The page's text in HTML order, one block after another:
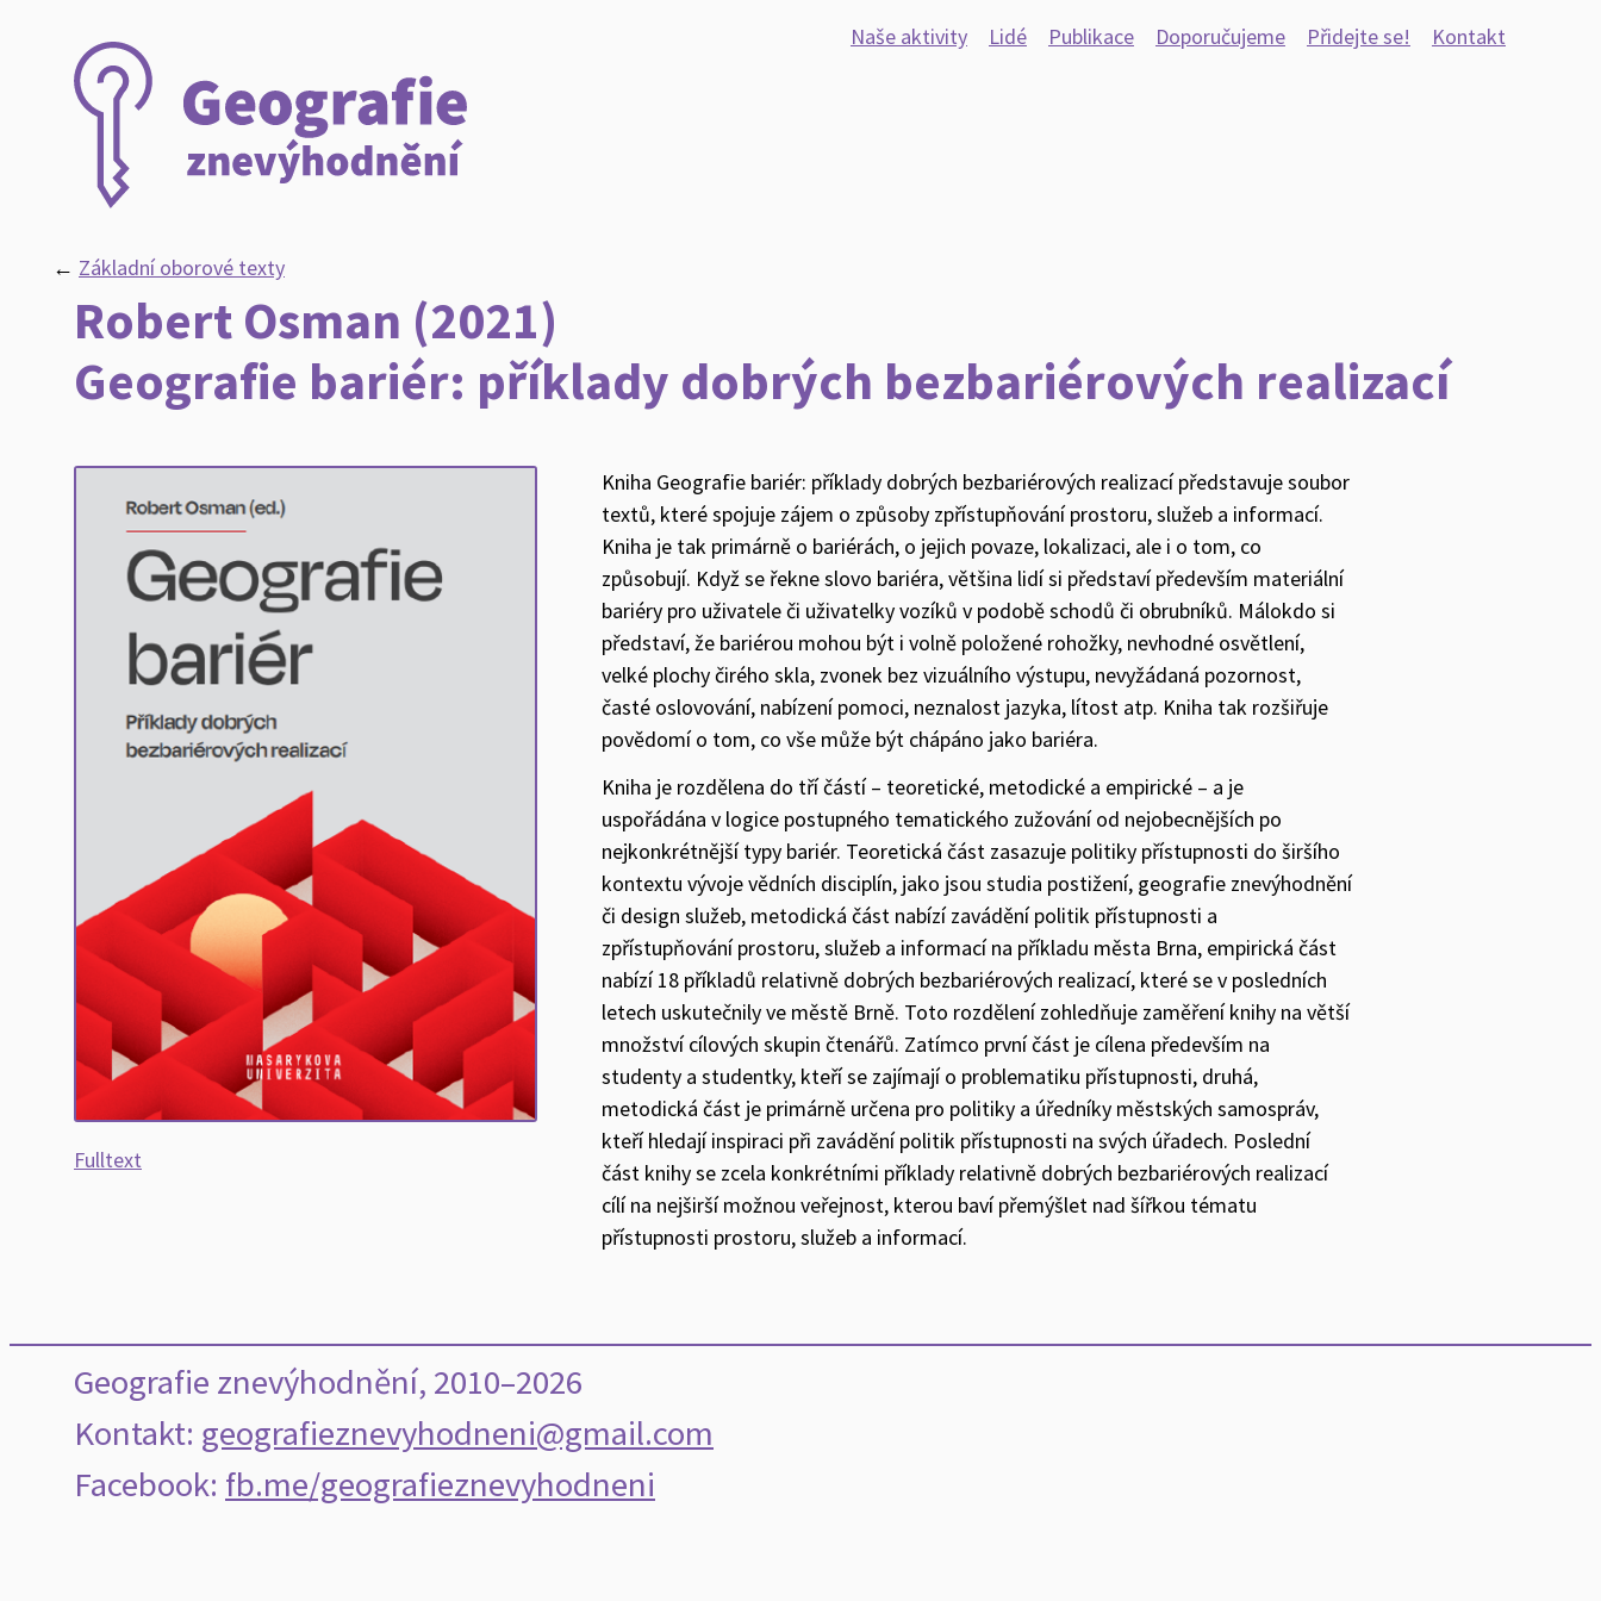
Naše aktivity Lidé Publikace Doporučujeme Přidejte se! Kontakt
← Základní oborové texty
Robert Osman (2021)
Geografie bariér: příklady dobrých bezbariérových realizací
Fulltext
Kniha Geografie bariér: příklady dobrých bezbariérových realizací představuje soubor
textů, které spojuje zájem o způsoby zpřístupňování prostoru, služeb a informací.
Kniha je tak primárně o bariérách, o jejich povaze, lokalizaci, ale i o tom, co
způsobují. Když se řekne slovo bariéra, většina lidí si představí především materiální
bariéry pro uživatele či uživatelky vozíků v podobě schodů či obrubníků. Málokdo si
představí, že bariérou mohou být i volně položené rohožky, nevhodné osvětlení,
velké plochy čirého skla, zvonek bez vizuálního výstupu, nevyžádaná pozornost,
časté oslovování, nabízení pomoci, neznalost jazyka, lítost atp. Kniha tak rozšiřuje
povědomí o tom, co vše může být chápáno jako bariéra.
Kniha je rozdělena do tří částí – teoretické, metodické a empirické – a je
uspořádána v logice postupného tematického zužování od nejobecnějších po
nejkonkrétnější typy bariér. Teoretická část zasazuje politiky přístupnosti do širšího
kontextu vývoje vědních disciplín, jako jsou studia postižení, geografie znevýhodnění
či design služeb, metodická část nabízí zavádění politik přístupnosti a
zpřístupňování prostoru, služeb a informací na příkladu města Brna, empirická část
nabízí 18 příkladů relativně dobrých bezbariérových realizací, které se v posledních
letech uskutečnily ve městě Brně. Toto rozdělení zohledňuje zaměření knihy na větší
množství cílových skupin čtenářů. Zatímco první část je cílena především na
studenty a studentky, kteří se zajímají o problematiku přístupnosti, druhá,
metodická část je primárně určena pro politiky a úředníky městských samospráv,
kteří hledají inspiraci při zavádění politik přístupnosti na svých úřadech. Poslední
část knihy se zcela konkrétními příklady relativně dobrých bezbariérových realizací
cílí na nejširší možnou veřejnost, kterou baví přemýšlet nad šířkou tématu
přístupnosti prostoru, služeb a informací.
Geografie znevýhodnění, 2010–2026
Kontakt: geografieznevyhodneni@gmail.com
Facebook: fb.me/geografieznevyhodneni